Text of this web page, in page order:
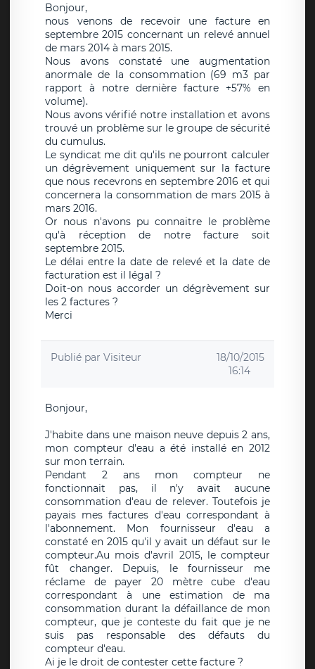
Bonjour,
nous venons de recevoir une facture en
septembre 2015 concernant un relevé annuel
de mars 2014 à mars 2015.
Nous avons constaté une augmentation
anormale de la consommation (69 m3 par
rapport à notre dernière facture +57% en
volume).
Nous avons vérifié notre installation et avons
trouvé un problème sur le groupe de sécurité
du cumulus.
Le syndicat me dit qu'ils ne pourront calculer
un dégrèvement uniquement sur la facture
que nous recevrons en septembre 2016 et qui
concernera la consommation de mars 2015 à
mars 2016.
Or nous n'avons pu connaitre le problème
qu'à réception de notre facture soit
septembre 2015.
Le délai entre la date de relevé et la date de
facturation est il légal ?
Doit-on nous accorder un dégrèvement sur
les 2 factures ?
Merci
Publié par Visiteur
18/10/2015
16:14
Bonjour,
J'habite dans une maison neuve depuis 2 ans,
mon compteur d'eau a été installé en 2012
sur mon terrain.
Pendant 2 ans mon compteur ne
fonctionnait pas, il n'y avait aucune
consommation d'eau de relever. Toutefois je
payais mes factures d'eau correspondant à
l'abonnement. Mon fournisseur d'eau a
constaté en 2015 qu'il y avait un défaut sur le
compteur.Au mois d'avril 2015, le compteur
fût changer. Depuis, le fournisseur me
réclame de payer 20 mètre cube d'eau
correspondant à une estimation de ma
consommation durant la défaillance de mon
compteur, que je conteste du fait que je ne
suis pas responsable des défauts du
compteur d'eau.
Ai je le droit de contester cette facture ?